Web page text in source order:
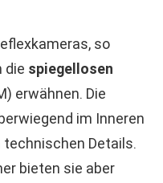
so
die spiegellosen
erwähnen. Die
im Inneren
technischen Details.
bieten sie aber